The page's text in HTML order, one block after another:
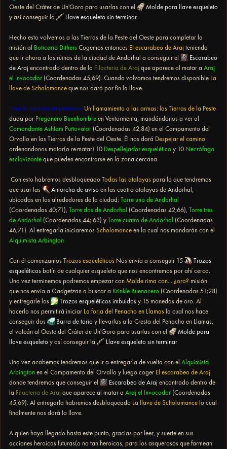
Oeste del Cráter de Un'Goro para usarlas con el
Molde para llave esqueleto
y así conseguir la
Llave esqueleto sin terminar
Hecho esto volvemos a las Tierras de la Peste del Oeste para completar la
misión al Boticario Dithers Cogemos entonces El escarabeo de Araj teniendo
que ir ahora a las ruinas de la ciudad de Andorhal a conseguir el
Escarabeo
de Araj encontrado dentro de la Filacteria de Araj que aparece al matar a Araj
el Invocador (Coordenadas 45;69). Cuando volvamos tendremos disponible La
llave de Scholomance que nos dará por fin la llave.
Para la Alianza empezamos Un llamamiento a las armas: las Tierras de la Peste
dada por Pregonero Buenhombre en Ventormenta, mandándonos a ver al
Comandante Ashlam Puñovalor (Coordenadas 42;84) en el Campamento del
Orvallo en las Tierras de la Peste del Oeste. Él nos dará Despejar el camino
ordenandonos matar(o re-matar) 10 Despellejador esquelético y 10 Necrófago
esclavizante que pueden encontrarse en la zona cercana.
​​​ Con esto habremos desbloqueado Todas las atalayas para lo que tendremos
que usar las
Antorcha de aviso en las cuatro atalayas de Andorhal,
ubicadas en los alrededores de la ciudad; Torre uno de Andorhal
(Coordenadas 40;71), Torre dos de Andorhal (Coordenadas 42;66), Torre tres
de Andorhal (Coordenadas 44; 63) y Torre cuatro de Andorhal (Coordenadas
46;71). Al entregarla iniciaremos Scholomance en la cual nos mandarán con el
Alquimista Arbington
Con él comenzamos Trozos esqueléticos Nos envía a conseguir 15
Trozos
esqueléticos botín de cualquier esqueleto que nos encontremos por ahí cerca.
Una vez terminemos podremos empezar con Molde rima con... ¿oro? misión
que nos envía a Gadgetzan a buscar a Krinkle Buenacero (Coordenadas 51;28)
y entregarle los
Trozos esqueléticos imbuidos y 15 monedas de oro. Al
hacerlo nos permitirá iniciar La forja del Penacho en Llamas la cual nos hace
conseguir dos
Barra de torio y llevarlas a la Cresta del Penacho en Llamas,
el volcán al Oeste del Cráter de Un'Goro para usarlas con el
Molde para
llave esqueleto y así conseguir la Llave esqueleto sin terminar
​​​​Una vez acabemos tendremos que ir a entregarla de vuelta con el Alquimista
Arbington en el Campamento del Orvallo y luego coger El escarabeo de Araj
donde tendremos que conseguir el
Escarabeo de Araj encontrado dentro de
la Filacteria de Araj que aparece al matar a Araj el Invocador (Coordenadas
45;69). Al entregarla habremos desbloqueado La llave de Scholomance lo cual
finalmente nos dará la llave.
A quien haya llegado hasta este punto, gracias por leer, y suerte en sus
acciones heroicas futuras(o no tan heroicas, para los asquerosos que farmean